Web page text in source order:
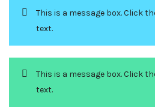
This is a message box. Click
text.
This is a message box. Click
text.